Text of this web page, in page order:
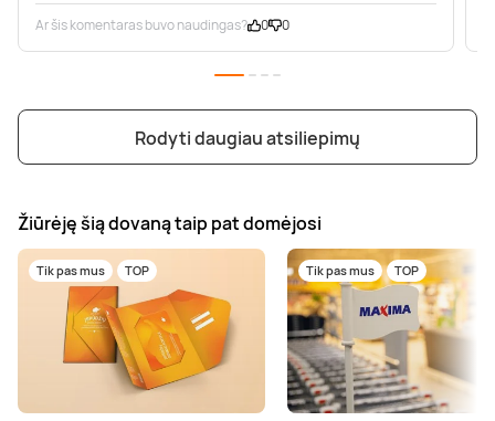
Ar šis komentaras buvo naudingas? 0 0
Rodyti daugiau atsiliepimų
Žiūrėję šią dovaną taip pat domėjosi
Tik pas mus TOP Tik pas mus TOP